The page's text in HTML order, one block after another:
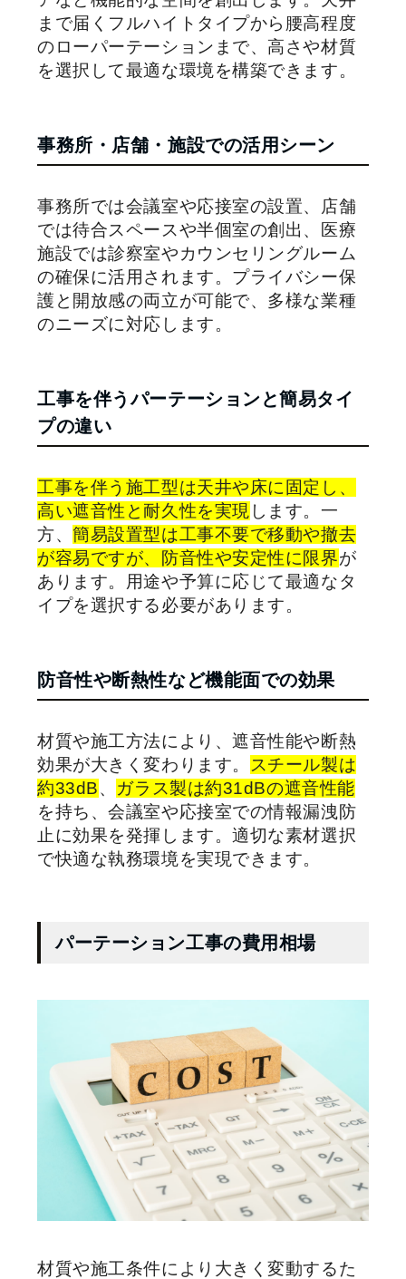
まで届くフルハイトタイプから腰高程度
のローパーテーションまで、高さや材質
を選択して最適な環境を構築できます。
事務所・店舗・施設での活用シーン
事務所では会議室や応接室の設置、店舗
では待合スペースや半個室の創出、医療
施設では診察室やカウンセリングルーム
の確保に活用されます。プライバシー保
護と開放感の両立が可能で、多様な業種
のニーズに対応します。
工事を伴うパーテーションと簡易タイ
プの違い
工事を伴う施工型は天井や床に固定し、
高い遮音性と耐久性を実現 します。一
方、簡易設置型は工事不要で移動や撤去
が容易ですが、防音性や安定性に限界が
あります。用途や予算に応じて最適なタ
イプを選択する必要があります。
防音性や断熱性など機能面での効果
材質や施工方法により、遮音性能や断熱
効果が大きく変わります。
スチール製は
約33dB、 ガラス製は約31dBの遮音性能
を持ち、会議室や応接室での情報漏洩防
止に効果を発揮します。適切な素材選択
で快適な執務環境を実現できます。
パーテーション工事の費用相場
材質や施工条件により大きく変動するた